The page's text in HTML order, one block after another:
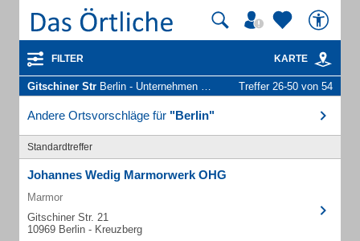
FILTER KARTE
Gitschiner Str Berlin - Unternehmen und Personen Treffer 26-50 von 54
Andere Ortsvorschläge für "Berlin"
Standardtreffer
Johannes Wedig Marmorwerk OHG
Marmor
Gitschiner Str. 21
10969 Berlin - Kreuzberg